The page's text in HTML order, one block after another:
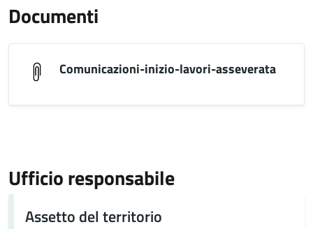
Documenti
Comunicazioni-inizio-lavori-asseverata
Ufficio responsabile
Assetto del territorio